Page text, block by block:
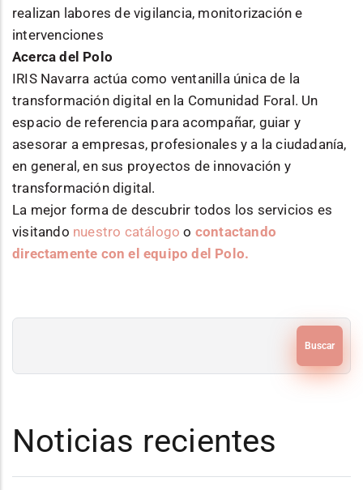
realizan labores de vigilancia, monitorización e
intervenciones
Acerca del Polo
IRIS Navarra actúa como ventanilla única de la
transformación digital en la Comunidad Foral. Un
espacio de referencia para acompañar, guiar y
asesorar a empresas, profesionales y a la ciudadanía,
en general, en sus proyectos de innovación y
transformación digital.
La mejor forma de descubrir todos los servicios es
visitando nuestro catálogo o contactando
directamente con el equipo del Polo.
Noticias recientes